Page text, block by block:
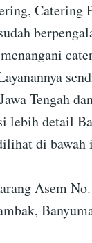
Catering
Tengah
lebih detail
di bawah
Asem